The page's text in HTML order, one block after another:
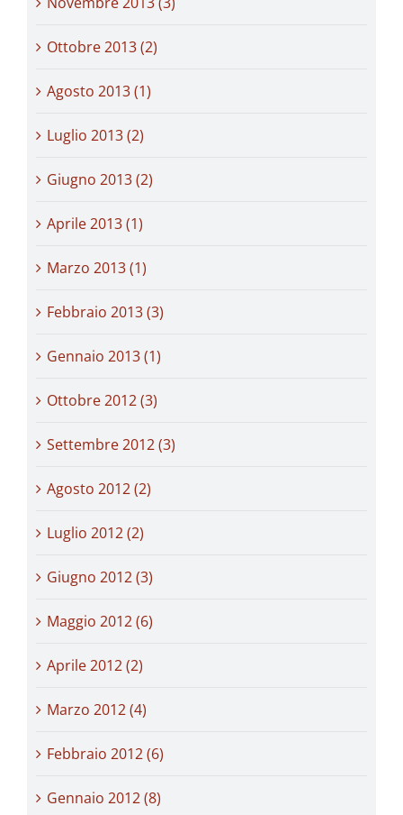
Ottobre 2013 (2)
Agosto 2013 (1)
Luglio 2013 (2)
Giugno 2013 (2)
Aprile 2013 (1)
Marzo 2013 (1)
Febbraio 2013 (3)
Gennaio 2013 (1)
Ottobre 2012 (3)
Settembre 2012 (3)
Agosto 2012 (2)
Luglio 2012 (2)
Giugno 2012 (3)
Maggio 2012 (6)
Aprile 2012 (2)
Marzo 2012 (4)
Febbraio 2012 (6)
Gennaio 2012 (8)